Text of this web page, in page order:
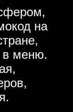
на
в меню.